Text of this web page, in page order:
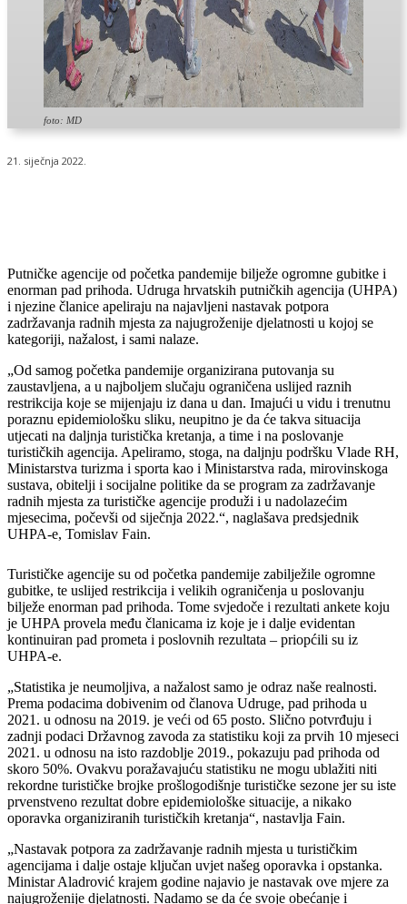
foto: MD
21. siječnja 2022.
Putničke agencije od početka pandemije bilježe ogromne gubitke i
enorman pad prihoda. Udruga hrvatskih putničkih agencija (UHPA)
i njezine članice apeliraju na najavljeni nastavak potpora
zadržavanja radnih mjesta za najugroženije djelatnosti u kojoj se
kategoriji, nažalost, i sami nalaze.
„Od samog početka pandemije organizirana putovanja su
zaustavljena, a u najboljem slučaju ograničena uslijed raznih
restrikcija koje se mijenjaju iz dana u dan. Imajući u vidu i trenutnu
poraznu epidemiološku sliku, neupitno je da će takva situacija
utjecati na daljnja turistička kretanja, a time i na poslovanje
turističkih agencija. Apeliramo, stoga, na daljnju podršku Vlade RH,
Ministarstva turizma i sporta kao i Ministarstva rada, mirovinskoga
sustava, obitelji i socijalne politike da se program za zadržavanje
radnih mjesta za turističke agencije produži i u nadolazećim
mjesecima, počevši od siječnja 2022.“, naglašava predsjednik
UHPA-e, Tomislav Fain.
Turističke agencije su od početka pandemije zabilježile ogromne
gubitke, te uslijed restrikcija i velikih ograničenja u poslovanju
bilježe enorman pad prihoda. Tome svjedoče i rezultati ankete koju
je UHPA provela među članicama iz koje je i dalje evidentan
kontinuiran pad prometa i poslovnih rezultata – priopćili su iz
UHPA-e.
„Statistika je neumoljiva, a nažalost samo je odraz naše realnosti.
Prema podacima dobivenim od članova Udruge, pad prihoda u
2021. u odnosu na 2019. je veći od 65 posto. Slično potvrđuju i
zadnji podaci Državnog zavoda za statistiku koji za prvih 10 mjeseci
2021. u odnosu na isto razdoblje 2019., pokazuju pad prihoda od
skoro 50%. Ovakvu poražavajuću statistiku ne mogu ublažiti niti
rekordne turističke brojke prošlogodišnje turističke sezone jer su iste
prvenstveno rezultat dobre epidemiološke situacije, a nikako
oporavka organiziranih turističkih kretanja“, nastavlja Fain.
„Nastavak potpora za zadržavanje radnih mjesta u turističkim
agencijama i dalje ostaje ključan uvjet našeg oporavka i opstanka.
Ministar Aladrović krajem godine najavio je nastavak ove mjere za
najugroženije djelatnosti. Nadamo se da će svoje obećanje i